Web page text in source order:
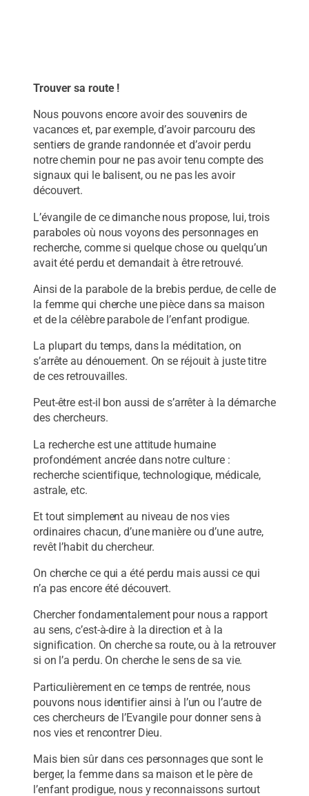
Trouver sa route !
Nous pouvons encore avoir des souvenirs de
vacances et, par exemple, d’avoir parcouru des
sentiers de grande randonnée et d’avoir perdu
notre chemin pour ne pas avoir tenu compte des
signaux qui le balisent, ou ne pas les avoir
découvert.
L’évangile de ce dimanche nous propose, lui, trois
paraboles où nous voyons des personnages en
recherche, comme si quelque chose ou quelqu’un
avait été perdu et demandait à être retrouvé.
Ainsi de la parabole de la brebis perdue, de celle de
la femme qui cherche une pièce dans sa maison
et de la célèbre parabole de l’enfant prodigue.
La plupart du temps, dans la méditation, on
s’arrête au dénouement. On se réjouit à juste titre
de ces retrouvailles.
Peut-être est-il bon aussi de s’arrêter à la démarche
des chercheurs.
La recherche est une attitude humaine
profondément ancrée dans notre culture :
recherche scientifique, technologique, médicale,
astrale, etc.
Et tout simplement au niveau de nos vies
ordinaires chacun, d’une manière ou d’une autre,
revêt l’habit du chercheur.
On cherche ce qui a été perdu mais aussi ce qui
n’a pas encore été découvert.
Chercher fondamentalement pour nous a rapport
au sens, c’est-à-dire à la direction et à la
signification. On cherche sa route, ou à la retrouver
si on l’a perdu. On cherche le sens de sa vie.
Particulièrement en ce temps de rentrée, nous
pouvons nous identifier ainsi à l’un ou l’autre de
ces chercheurs de l’Evangile pour donner sens à
nos vies et rencontrer Dieu.
Mais bien sûr dans ces personnages que sont le
berger, la femme dans sa maison et le père de
l’enfant prodigue, nous y reconnaissons surtout